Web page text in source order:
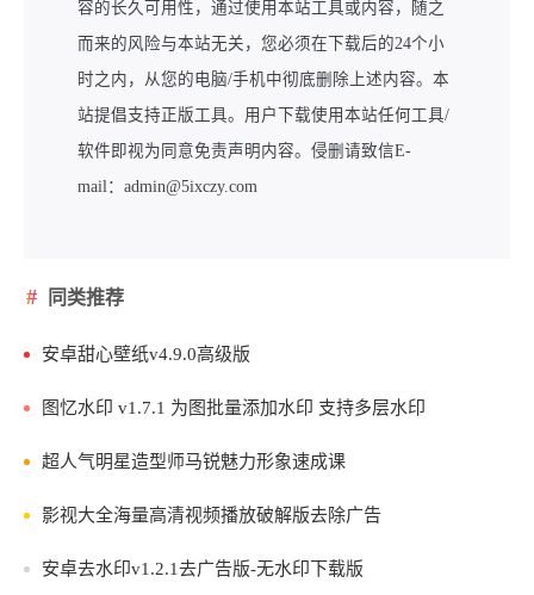
容的长久可用性，通过使用本站工具或内容，随之
而来的风险与本站无关，您必须在下载后的24个小
时之内，从您的电脑/手机中彻底删除上述内容。本
站提倡支持正版工具。用户下载使用本站任何工具/
软件即视为同意免责声明内容。侵删请致信E-
mail：admin@5ixczy.com
同类推荐
安卓甜心壁纸v4.9.0高级版
图忆水印 v1.7.1 为图批量添加水印 支持多层水印
超人气明星造型师马锐魅力形象速成课
影视大全海量高清视频播放破解版去除广告
安卓去水印v1.2.1去广告版-无水印下载版